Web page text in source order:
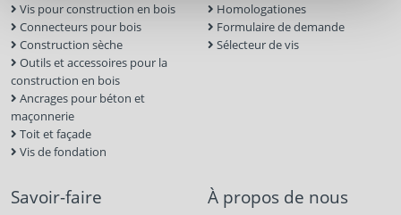
Vis pour construction en bois
Connecteurs pour bois
Construction sèche
Outils et accessoires pour la
construction en bois
Ancrages pour béton et
maçonnerie
Toit et façade
Vis de fondation
Homologationes
Formulaire de demande
Sélecteur de vis
Savoir-faire À propos de nous